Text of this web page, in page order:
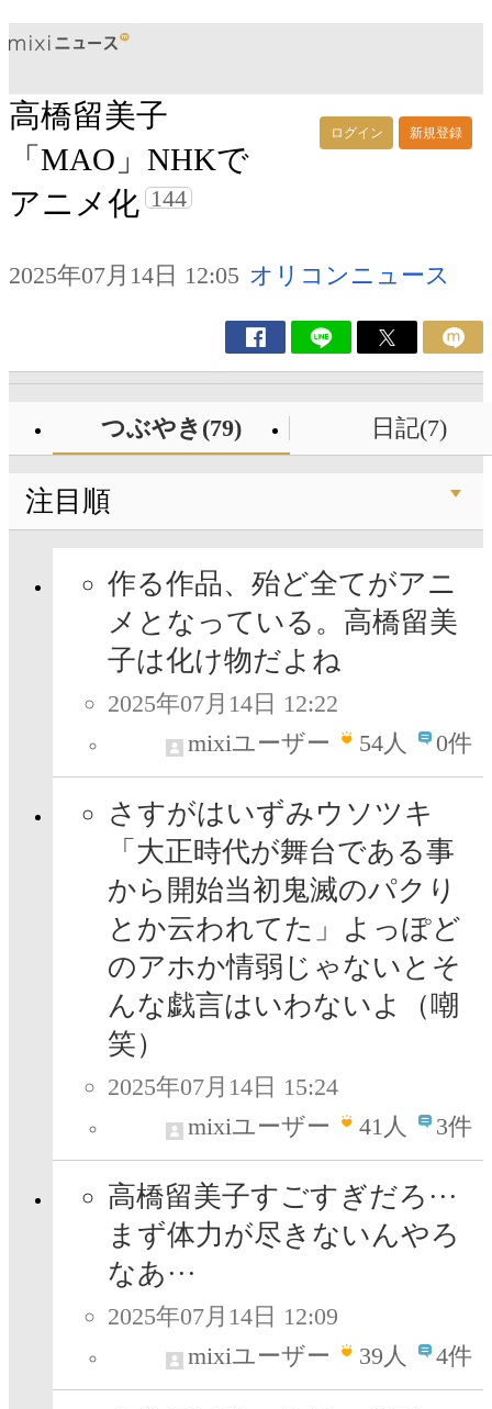
ログイン 新規登録
高橋留美子
「MAO」NHKで
アニメ化 144
2025年07月14日 12:05 オリコンニュース
つぶやき(79) 日記(7)
注目順
作る作品、殆ど全てがアニ
メとなっている。高橋留美
子は化け物だよね
2025年07月14日 12:22
mixiユーザー
54人 0件
さすがはいずみウソツキ
「大正時代が舞台である事
から開始当初鬼滅のパクり
とか云われてた」よっぽど
のアホか情弱じゃないとそ
んな戯言はいわないよ（嘲
笑）
2025年07月14日 15:24
mixiユーザー
41人 3件
高橋留美子すごすぎだろ···
まず体力が尽きないんやろ
なあ···
2025年07月14日 12:09
mixiユーザー
39人 4件